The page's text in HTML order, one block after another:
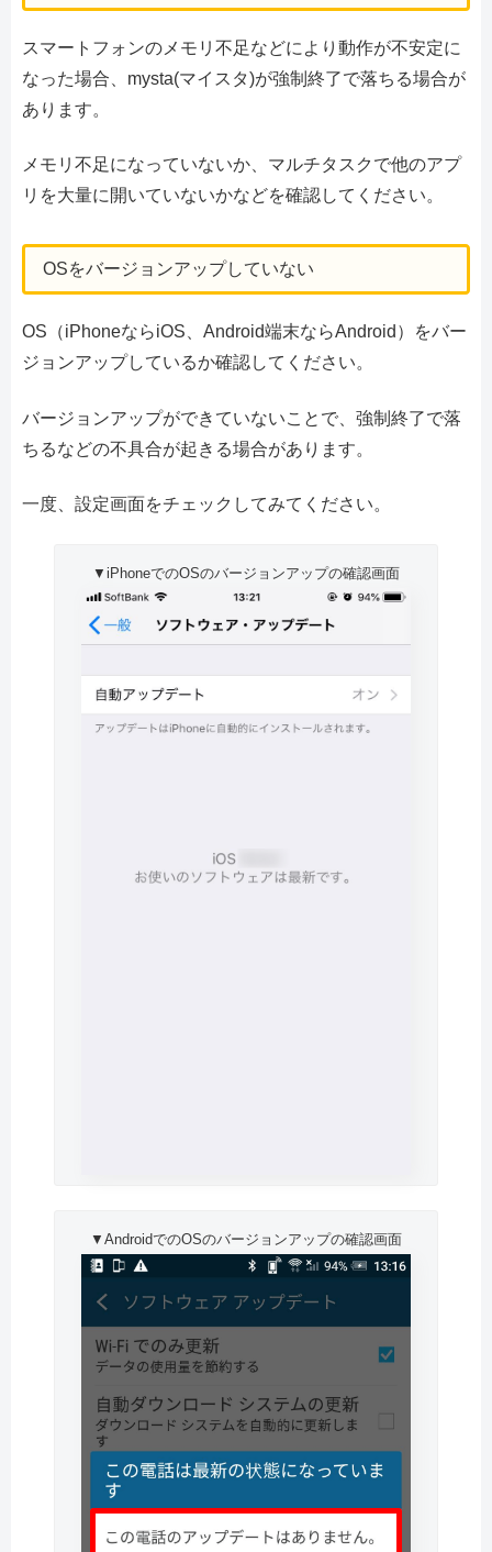
スマートフォンのメモリ不足などにより動作が不安定に
なった場合、mysta(マイスタ)が強制終了で落ちる場合が
あります。
メモリ不足になっていないか、マルチタスクで他のアプ
リを大量に開いていないかなどを確認してください。
OSをバージョンアップしていない
OS（iPhoneならiOS、Android端末ならAndroid）をバー
ジョンアップしているか確認してください。
バージョンアップができていないことで、強制終了で落
ちるなどの不具合が起きる場合があります。
一度、設定画面をチェックしてみてください。
▼iPhoneでのOSのバージョンアップの確認画面
▼AndroidでのOSのバージョンアップの確認画面